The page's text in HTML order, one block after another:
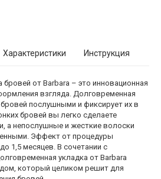
Характеристики Инструкция
от Barbara – это инновационная
взгляда. Долговременная
послушными и фиксирует их в
бровей вы легко сделаете
а непослушные и жесткие волоски
Эффект от процедуры
1,5 месяцев. В сочетании с
укладка от Barbara
который целиком решит для